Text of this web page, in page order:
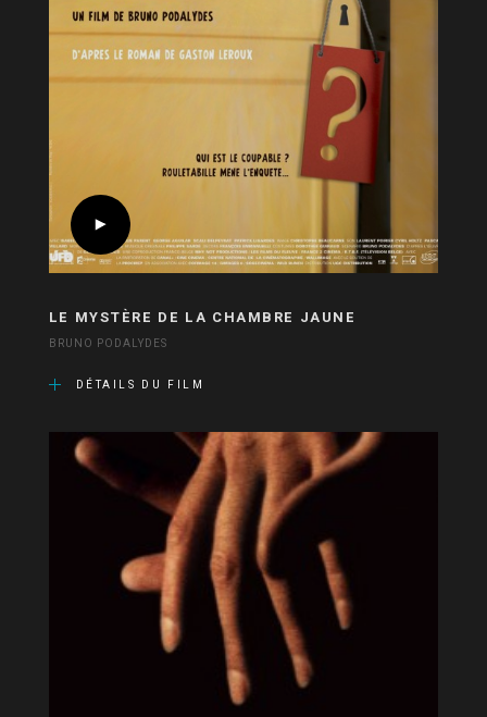
LE MYSTÈRE DE LA CHAMBRE JAUNE
BRUNO PODALYDES
DÉTAILS DU FILM